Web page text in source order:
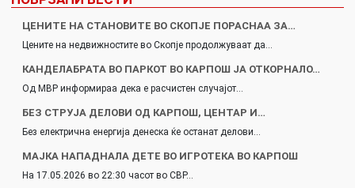
ЦЕНИТЕ НА СТАНОВИТЕ ВО СКОПЈЕ ПОРАСНАА ЗА…
Цените на недвижностите во Скопје продолжуваат да…
КАНДЕЛАБРАТА ВО ПАРКОТ ВО КАРПОШ ЈА ОТКОРНАЛО…
Од МВР информираа дека е расчистен случајот…
БЕЗ СТРУЈА ДЕЛОВИ ОД КАРПОШ, ЦЕНТАР И…
Без електрична енергија денеска ќе останат делови…
МАЈКА НАПАДНАЛА ДЕТЕ ВО ИГРОТЕКА ВО КАРПОШ
На 17.05.2026 во 22:30 часот во СВР…